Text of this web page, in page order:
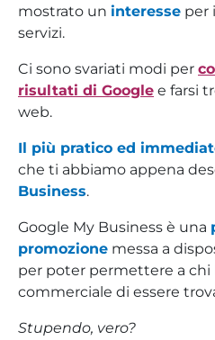
mostrato un interesse per
servizi.
Ci sono svariati modi per
risultati di Google e farsi
web.
Il più pratico ed
che ti abbiamo appena
Business.
Google My Business è una
promozione messa a
per poter permettere a chi
commerciale di essere
Stupendo, vero?